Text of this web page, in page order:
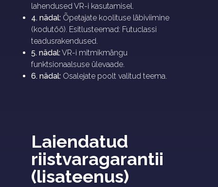
lahendused VR-i kasutamisel.
4. nädal: Õpetajate koolituse läbiviimine
(kodutöö). Esitlusteemad: Futuclassi
teadusrakendused.
5. nädal:VR-i mitmikmängu
funktsionaalsuse ülevaade.
6. nädal: Osalejate poolt valitud teema.
Laiendatud
riistvaragarantii
(lisateenus)